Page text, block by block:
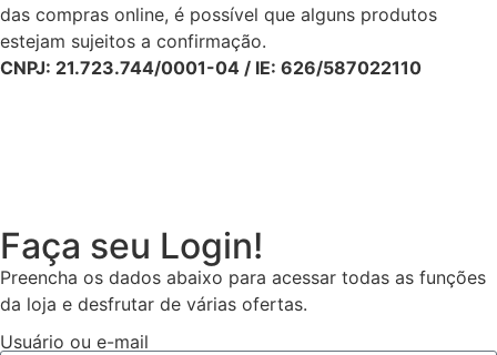
das compras online, é possível que alguns produtos
estejam sujeitos a confirmação.
CNPJ: 21.723.744/0001-04 / IE: 626/587022110
Faça seu Login!
Preencha os dados abaixo para acessar todas as funções
da loja e desfrutar de várias ofertas.
Usuário ou e-mail